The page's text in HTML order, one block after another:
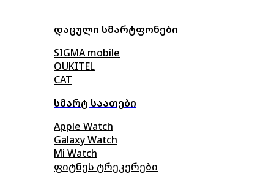
დაცული სმარტფონები
SIGMA mobile
OUKITEL
CAT
სმარტ საათები
Apple Watch
Galaxy Watch
Mi Watch
ფიტნეს ტრეკერები